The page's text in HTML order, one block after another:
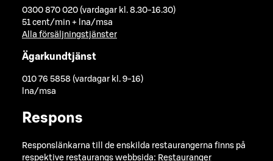
0300 870 020 (vardagar kl. 8.30-16.30)
51 cent/min + lna/msa
Alla försäljningstjänster
Ägarkundtjänst
010 76 5858 (vardagar kl. 9-16)
lna/msa
Respons
Responslänkarna till de enskilda restaurangerna finns på
respektive restaurangs webbsida: Restauranger